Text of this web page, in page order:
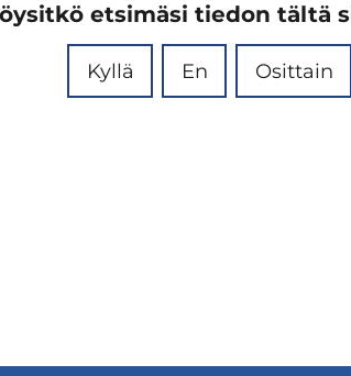
etsimäsi tiedon tältä
Kyllä En Osittain